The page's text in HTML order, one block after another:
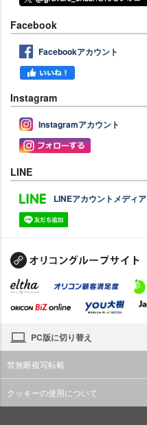
Facebook
Facebookアカウント
Instagram
Instagramアカウント
LINE
LINEアカウントメディア
PC版に切り替え
禁無断複写転載
クッキーの使用について